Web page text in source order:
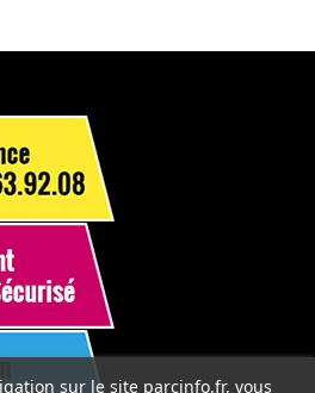
sur le site parcinfo.fr, vous